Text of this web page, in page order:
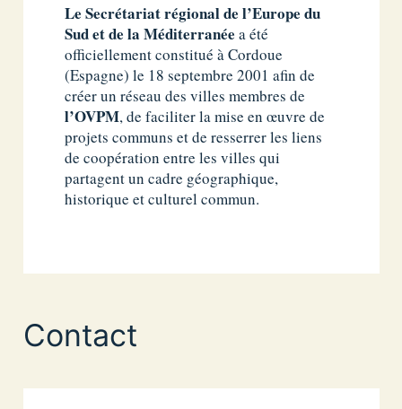
Le Secrétariat régional de l’Europe du
Sud et de la Méditerranée a été
officiellement constitué à Cordoue
(Espagne) le 18 septembre 2001 afin de
créer un réseau des villes membres de
l’OVPM, de faciliter la mise en œuvre de
projets communs et de resserrer les liens
de coopération entre les villes qui
partagent un cadre géographique,
historique et culturel commun.
Contact